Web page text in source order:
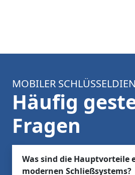
MOBILER
Häufig
Fragen
Was sind die Hauptvorteile
modernen Schließsystems?